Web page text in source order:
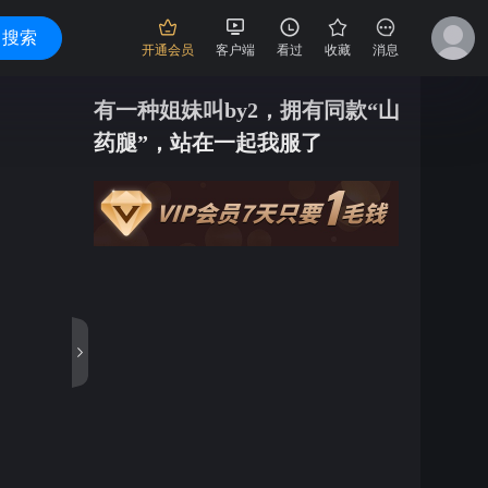
搜索
开通会员 客户端 看过 收藏 消息
有一种姐妹叫by2，拥有同款“山
药腿”，站在一起我服了